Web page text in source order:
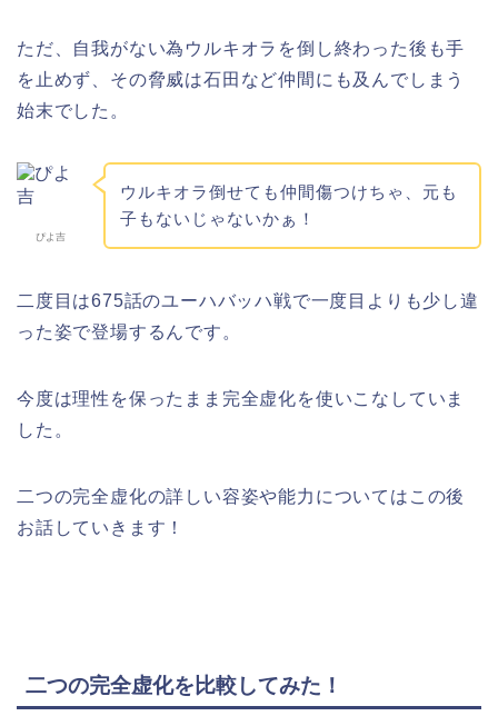
ただ、自我がない為ウルキオラを倒し終わった後も手
を止めず、その脅威は石田など仲間にも及んでしまう
始末でした。
ぴよ吉
ウルキオラ倒せても仲間傷つけちゃ、元も
子もないじゃないかぁ！
二度目は675話のユーハバッハ戦で一度目よりも少し違
った姿で登場するんです。
今度は理性を保ったまま完全虚化を使いこなしていま
した。
二つの完全虚化の詳しい容姿や能力についてはこの後
お話していきます！
二つの完全虚化を比較してみた！